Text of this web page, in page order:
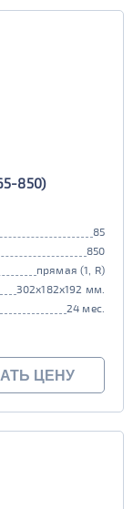
850)
85
850
прямая (1, R)
302x182x192 мм.
24 мес.
ЦЕНУ